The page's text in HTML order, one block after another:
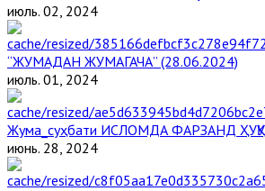
июль. 02, 2024
“ЖУМАДАН ЖУМАГАЧА” (28.06.2024)
июль. 01, 2024
Жума_суҳбати ИСЛОМДА ФАРЗАНД
июнь. 28, 2024